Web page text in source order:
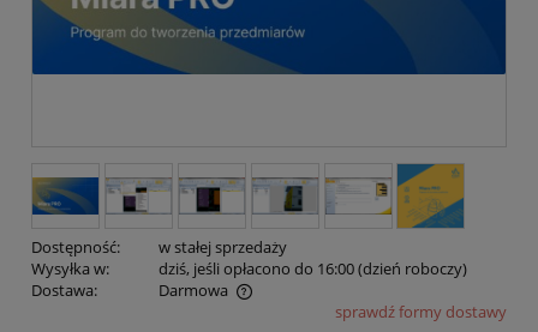
Dostępność:
w stałej sprzedaży
Wysyłka w:
dziś, jeśli opłacono do 16:00 (dzień roboczy)
Dostawa:
Darmowa
Cena nie zawiera ewentualnych kosztów płatnościsprawdź formy dostawy